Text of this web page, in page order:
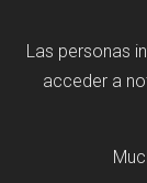
Las personas
acceder a